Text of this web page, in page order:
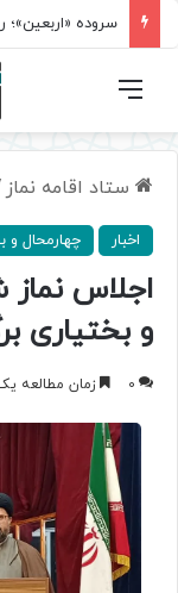
فهرست
ستاد اقامه نماز
اخبار چهارمحال و
اجلاس
و بختیاری
0 زمان مطالعه